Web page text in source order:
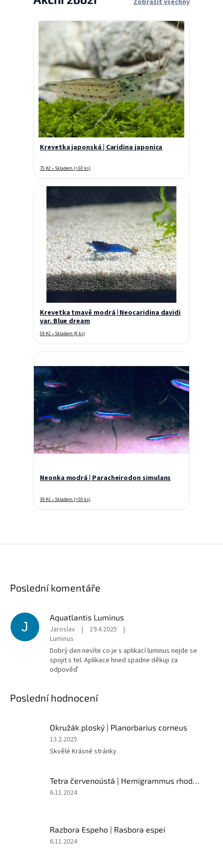
Krevetka japonská | Caridina japonica
75 Kč • Skladem (>50 ks)
Krevetka tmavě modrá | Neocaridina davidi
var. Blue dream
59 Kč • Skladem (9 ks)
Neonka modrá | Paracheirodon simulans
39 Kč • Skladem (>50 ks)
Poslední komentáře
J
Aquatlantis Luminus
Jaroslav | 19.4.2025
|
Luminus
Dobrý den nevíte co je s aplikací luminus nejde se
spojit s tel. Aplikace hned spadne děkuji za
odpověď
Poslední hodnocení
Okružák ploský | Planorbarius corneus
Hodnocení
produktu
z
5
hvězdiček.
13.2.2025
Skvělé Krásné stránky
Tetra červenoústá | Hemigrammus rhodostomus
Hodnocení
z
5
6.11.2024
Razbora Espeho | Rasbora espei
Hodnocení
6.11.2024